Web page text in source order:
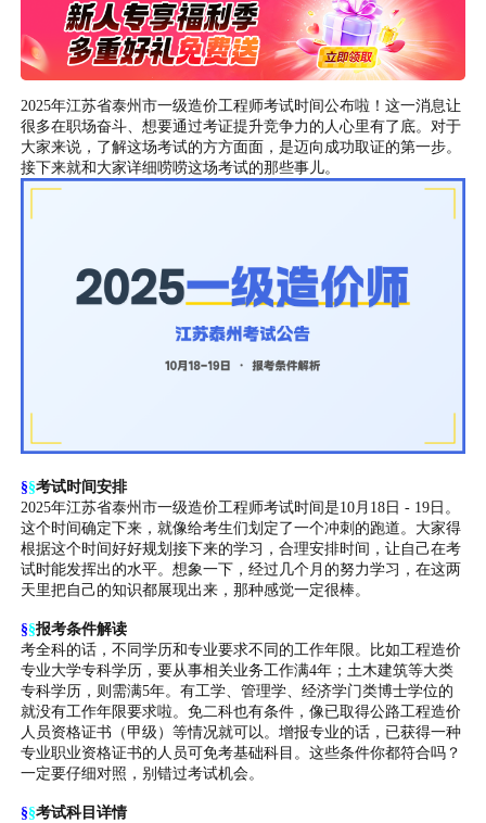
2025年江苏省泰州市一级造价工程师考试时间公布啦！这一消息让
很多在职场奋斗、想要通过考证提升竞争力的人心里有了底。对于
大家来说，了解这场考试的方方面面，是迈向成功取证的第一步。
接下来就和大家详细唠唠这场考试的那些事儿。
§§考试时间安排
2025年江苏省泰州市一级造价工程师考试时间是10月18日 - 19日。
这个时间确定下来，就像给考生们划定了一个冲刺的跑道。大家得
根据这个时间好好规划接下来的学习，合理安排时间，让自己在考
试时能发挥出的水平。想象一下，经过几个月的努力学习，在这两
天里把自己的知识都展现出来，那种感觉一定很棒。
§§报考条件解读
考全科的话，不同学历和专业要求不同的工作年限。比如工程造价
专业大学专科学历，要从事相关业务工作满4年；土木建筑等大类
专科学历，则需满5年。有工学、管理学、经济学门类博士学位的
就没有工作年限要求啦。免二科也有条件，像已取得公路工程造价
人员资格证书（甲级）等情况就可以。增报专业的话，已获得一种
专业职业资格证书的人员可免考基础科目。这些条件你都符合吗？
一定要仔细对照，别错过考试机会。
§§考试科目详情